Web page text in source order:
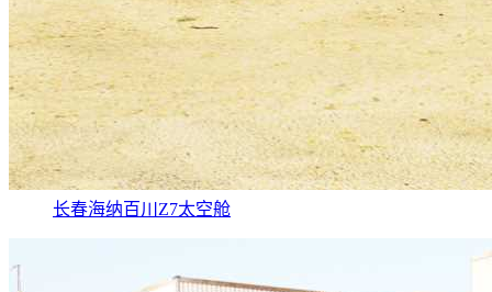
长春海纳百川Z7太空舱